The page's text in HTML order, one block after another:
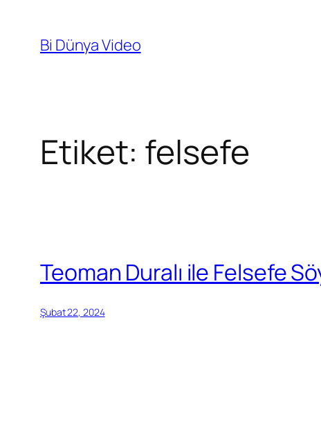
Bi Dünya Video
Etiket: felsefe
Teoman Duralı ile Felsefe
Şubat 22, 2024